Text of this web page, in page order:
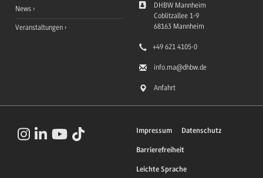
News
Veranstaltungen
DHBW Mannheim
Coblitzallee 1-9
68163 Mannheim
+49 621 4105-0
info.ma@dhbw.de
Anfahrt
Impressum Datenschutz
Barrierefreiheit
Leichte Sprache